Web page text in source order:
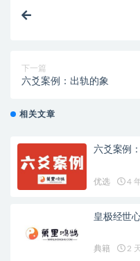
下一篇
六爻案例：出轨的象
相关文章
六爻案例
优选 4
皇极经世
典籍 2